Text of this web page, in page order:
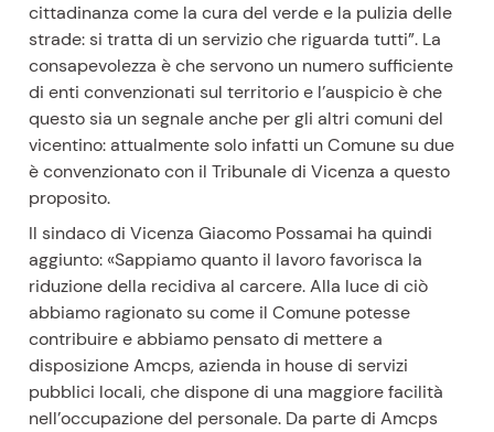
cittadinanza come la cura del verde e la pulizia delle
strade: si tratta di un servizio che riguarda tutti”. La
consapevolezza è che servono un numero sufficiente
di enti convenzionati sul territorio e l’auspicio è che
questo sia un segnale anche per gli altri comuni del
vicentino: attualmente solo infatti un Comune su due
è convenzionato con il Tribunale di Vicenza a questo
proposito.
Il sindaco di Vicenza Giacomo Possamai ha quindi
aggiunto: «Sappiamo quanto il lavoro favorisca la
riduzione della recidiva al carcere. Alla luce di ciò
abbiamo ragionato su come il Comune potesse
contribuire e abbiamo pensato di mettere a
disposizione Amcps, azienda in house di servizi
pubblici locali, che dispone di una maggiore facilità
nell’occupazione del personale. Da parte di Amcps